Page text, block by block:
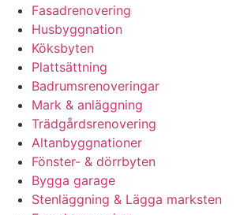
Fasadrenovering
Husbyggnation
Köksbyten
Plattsättning
Badrumsrenoveringar
Mark & anläggning
Trädgårdsrenovering
Altanbyggnationer
Fönster- & dörrbyten
Bygga garage
Stenläggning & Lägga marksten